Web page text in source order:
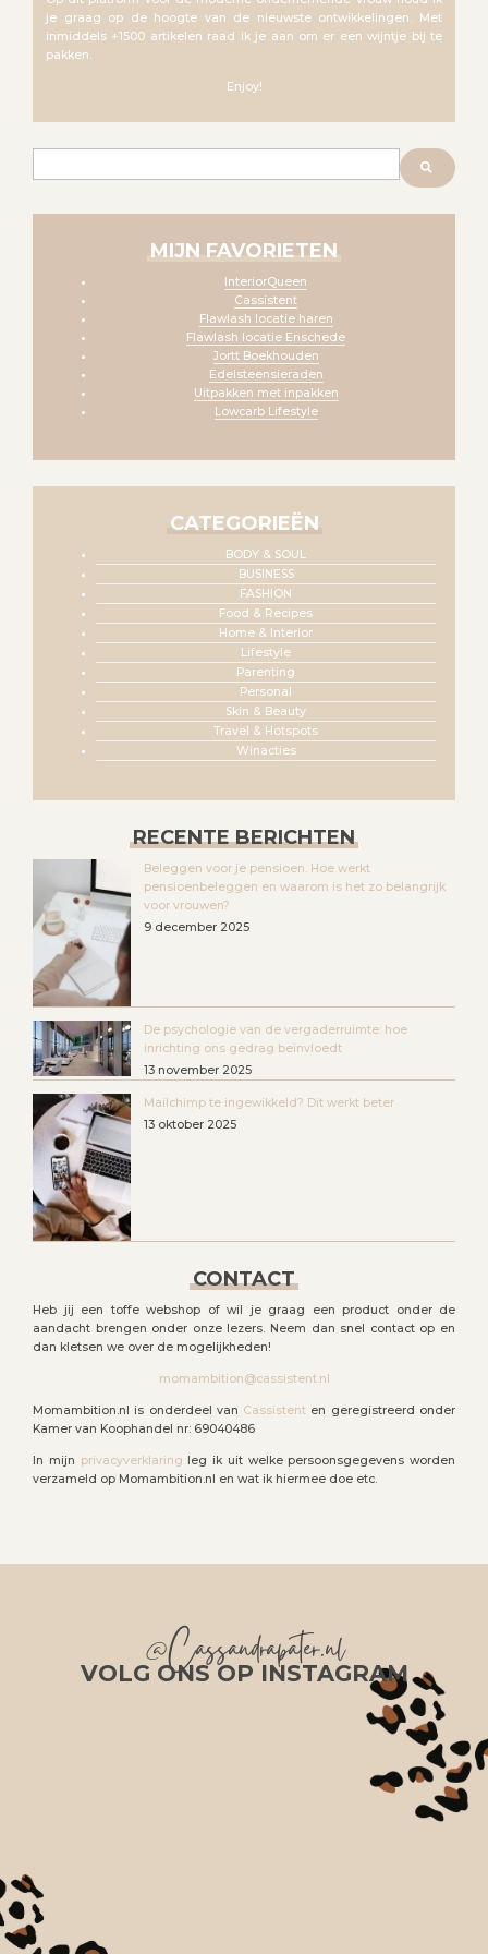
je graag op de hoogte van de nieuwste ontwikkelingen. Met
inmiddels +1500 artikelen raad ik je aan om er een wijntje bij te
pakken.
Enjoy!
MIJN FAVORIETEN
InteriorQueen
Cassistent
Flawlash locatie haren
Flawlash locatie Enschede
Jortt Boekhouden
Edelsteensieraden
Uitpakken met inpakken
Lowcarb Lifestyle
CATEGORIEËN
BODY & SOUL
BUSINESS
FASHION
Food & Recipes
Home & Interior
Lifestyle
Parenting
Personal
Skin & Beauty
Travel & Hotspots
Winacties
RECENTE BERICHTEN
Beleggen voor je pensioen. Hoe werkt
pensioenbeleggen en waarom is het zo belangrijk
voor vrouwen?
9 december 2025
De psychologie van de vergaderruimte: hoe
inrichting ons gedrag beïnvloedt
13 november 2025
Mailchimp te ingewikkeld? Dit werkt beter
13 oktober 2025
CONTACT
Heb jij een toffe webshop of wil je graag een product onder de
aandacht brengen onder onze lezers. Neem dan snel contact op en
dan kletsen we over de mogelijkheden!
momambition@cassistent.nl
Momambition.nl is onderdeel van Cassistent en geregistreerd onder
Kamer van Koophandel nr: 69040486
In mijn privacyverklaring leg ik uit welke persoonsgegevens worden
verzameld op Momambition.nl en wat ik hiermee doe etc.
@Cassandrapater.nl
VOLG ONS OP INSTAGRAM